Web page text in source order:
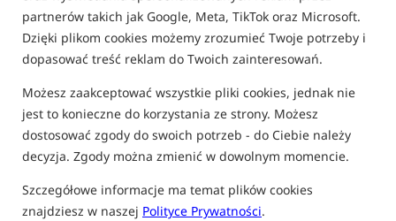
partnerów takich jak Google, Meta, TikTok oraz Microsoft.
Dzięki plikom cookies możemy zrozumieć Twoje potrzeby i
dopasować treść reklam do Twoich zainteresowań.
Możesz zaakceptować wszystkie pliki cookies, jednak nie
jest to konieczne do korzystania ze strony. Możesz
dostosować zgody do swoich potrzeb - do Ciebie należy
decyzja. Zgody można zmienić w dowolnym momencie.
Szczegółowe informacje ma temat plików cookies
znajdziesz w naszej Polityce Prywatności.